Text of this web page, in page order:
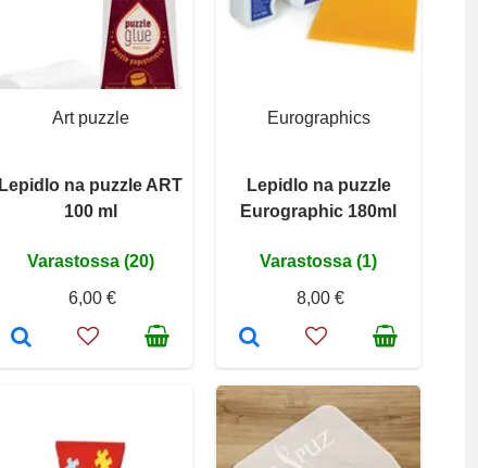
Art puzzle
Lepidlo na puzzle ART
100 ml
Varastossa (20)
6,00 €
Eurographics
Lepidlo na puzzle
Eurographic 180ml
Varastossa (1)
8,00 €